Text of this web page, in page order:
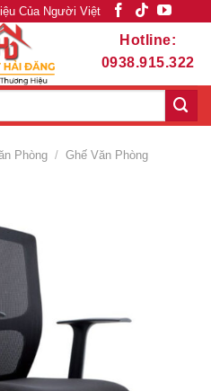
Của Người Việt
Hotline:
0938.915.322
Phòng / Ghế Văn Phòng